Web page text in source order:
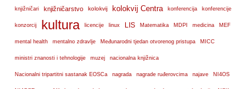
knjižničari knjižničarstvo kolokvij kolokvij Centra konferencija konferencije
konzorcij kultura licencije linux LIS Matematika MDPI medicina MEF
mental health mentalno zdravlje Međunarodni tjedan otvorenog pristupa MICC
ministri znanosti i tehnologije muzej nacionalna knjižnica
Nacionalni tripartitni sastanak EOSCa nagrada nagrade ruđerovcima najave NI4OS